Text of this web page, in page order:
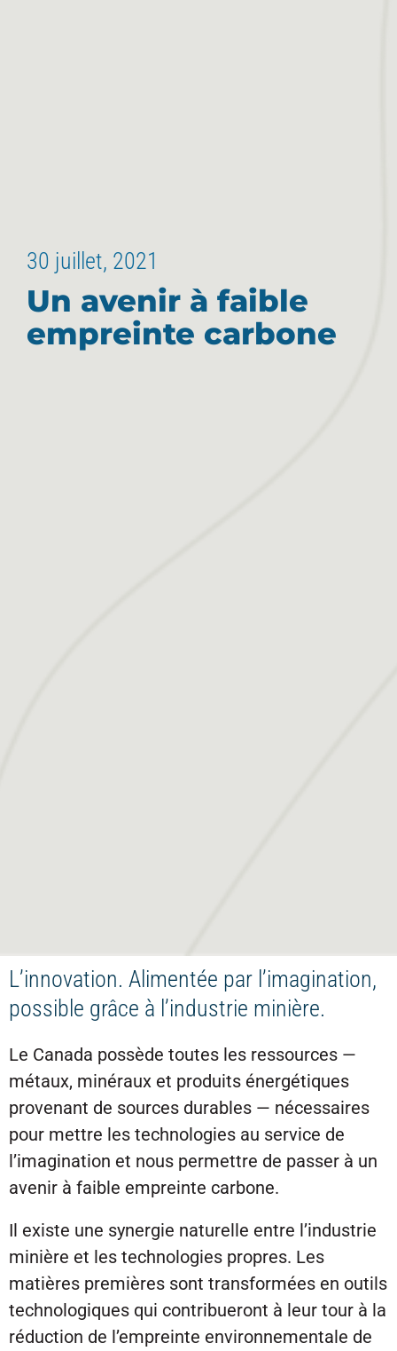
30 juillet, 2021
Un avenir à faible
empreinte carbone
L’innovation. Alimentée par l’imagination,
possible grâce à l’industrie minière.
Le Canada possède toutes les ressources —
métaux, minéraux et produits énergétiques
provenant de sources durables — nécessaires
pour mettre les technologies au service de
l’imagination et nous permettre de passer à un
avenir à faible empreinte carbone.
Il existe une synergie naturelle entre l’industrie
minière et les technologies propres. Les
matières premières sont transformées en outils
technologiques qui contribueront à leur tour à la
réduction de l’empreinte environnementale de